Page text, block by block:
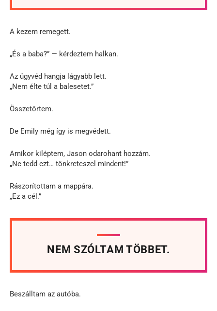
A kezem remegett.
„És a baba?” — kérdeztem halkan.
Az ügyvéd hangja lágyabb lett.
„Nem élte túl a balesetet.”
Összetörtem.
De Emily még így is megvédett.
Amikor kiléptem, Jason odarohant hozzám.
„Ne tedd ezt… tönkreteszel mindent!”
Rászorítottam a mappára.
„Ez a cél.”
NEM SZÓLTAM TÖBBET.
Beszálltam az autóba.